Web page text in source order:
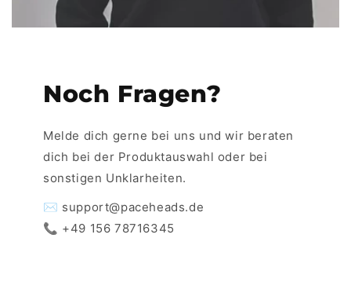
Noch Fragen?
Melde dich gerne bei uns und wir beraten
dich bei der Produktauswahl oder bei
sonstigen Unklarheiten.
✉️ support@paceheads.de
📞 +49 156 78716345